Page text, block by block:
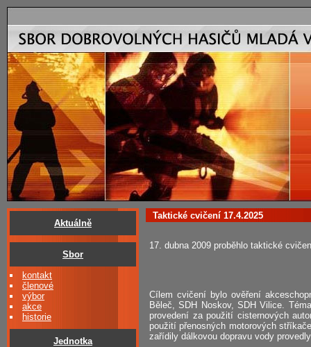
Aktuálně
Sbor
kontakt
členové
výbor
akce
historie
Jednotka
Taktické cvičení 17.4.2025
17. dubna 2009 proběhlo taktické
Cílem cvičení bylo ověření
Běleč, SDH Noskov, SDH Vilice.
provedení za použití cisternových
použití přenosných motorových
zařídily dálkovou dopravu vody